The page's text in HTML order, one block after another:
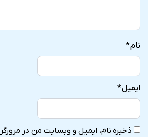
نام*
ایمیل*
ذخیره نام، ایمیل و وبسایت من در مرورگر